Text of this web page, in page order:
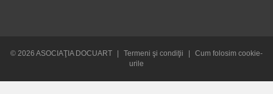
© 2026 ASOCIAŢIA DOCUART Termeni şi condiţii
Cum folosim cookie-
urile